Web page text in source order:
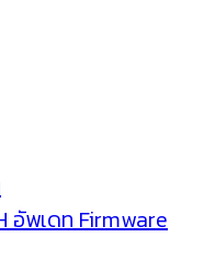
อัพเดท Firmware